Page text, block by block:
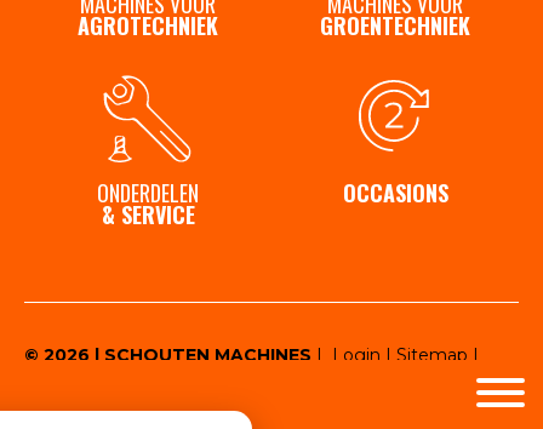
AGROTECHNIEK GROENTECHNIEK
ONDERDELEN
& SERVICE
OCCASIONS
© 2026 | SCHOUTEN MACHINES | Login | Sitemap |